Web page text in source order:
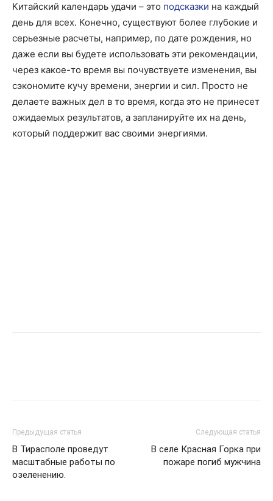
Китайский календарь удачи – это подсказки на каждый
день для всех. Конечно, существуют более глубокие и
серьезные расчеты, например, по дате рождения, но
даже если вы будете использовать эти рекомендации,
через какое-то время вы почувствуете изменения, вы
сэкономите кучу времени, энергии и сил. Просто не
делаете важных дел в то время, когда это не принесет
ожидаемых результатов, а запланируйте их на день,
который поддержит вас своими энергиями.
Предыдущая статья
В Тирасполе проведут
масштабные работы по
озеленению.
Следующая статья
В селе Красная Горка при
пожаре погиб мужчина